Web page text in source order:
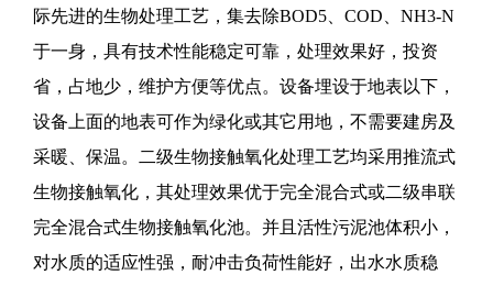
际先进的生物处理工艺，集去除BOD5、COD、NH3-N
于一身，具有技术性能稳定可靠，处理效果好，投资
省，占地少，维护方便等优点。设备埋设于地表以下，
设备上面的地表可作为绿化或其它用地，不需要建房及
采暖、保温。二级生物接触氧化处理工艺均采用推流式
生物接触氧化，其处理效果优于完全混合式或二级串联
完全混合式生物接触氧化池。并且活性污泥池体积小，
对水质的适应性强，耐冲击负荷性能好，出水水质稳